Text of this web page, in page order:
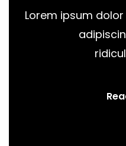
Lorem ipsum